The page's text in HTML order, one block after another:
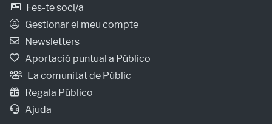
Fes-te soci/a
Gestionar el meu compte
Newsletters
Aportació puntual a Público
La comunitat de Públic
Regala Público
Ajuda